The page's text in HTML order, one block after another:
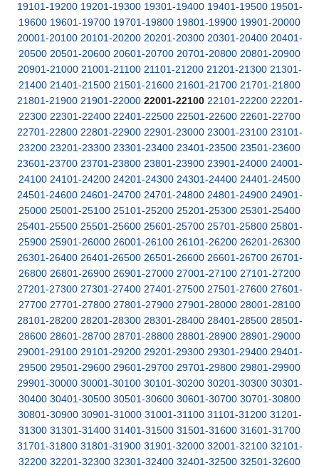
19101-19200 19201-19300 19301-19400 19401-19500 19501-
19600 19601-19700 19701-19800 19801-19900 19901-20000
20001-20100 20101-20200 20201-20300 20301-20400 20401-
20500 20501-20600 20601-20700 20701-20800 20801-20900
20901-21000 21001-21100 21101-21200 21201-21300 21301-
21400 21401-21500 21501-21600 21601-21700 21701-21800
21801-21900 21901-22000 22001-22100 22101-22200 22201-
22300 22301-22400 22401-22500 22501-22600 22601-22700
22701-22800 22801-22900 22901-23000 23001-23100 23101-
23200 23201-23300 23301-23400 23401-23500 23501-23600
23601-23700 23701-23800 23801-23900 23901-24000 24001-
24100 24101-24200 24201-24300 24301-24400 24401-24500
24501-24600 24601-24700 24701-24800 24801-24900 24901-
25000 25001-25100 25101-25200 25201-25300 25301-25400
25401-25500 25501-25600 25601-25700 25701-25800 25801-
25900 25901-26000 26001-26100 26101-26200 26201-26300
26301-26400 26401-26500 26501-26600 26601-26700 26701-
26800 26801-26900 26901-27000 27001-27100 27101-27200
27201-27300 27301-27400 27401-27500 27501-27600 27601-
27700 27701-27800 27801-27900 27901-28000 28001-28100
28101-28200 28201-28300 28301-28400 28401-28500 28501-
28600 28601-28700 28701-28800 28801-28900 28901-29000
29001-29100 29101-29200 29201-29300 29301-29400 29401-
29500 29501-29600 29601-29700 29701-29800 29801-29900
29901-30000 30001-30100 30101-30200 30201-30300 30301-
30400 30401-30500 30501-30600 30601-30700 30701-30800
30801-30900 30901-31000 31001-31100 31101-31200 31201-
31300 31301-31400 31401-31500 31501-31600 31601-31700
31701-31800 31801-31900 31901-32000 32001-32100 32101-
32200 32201-32300 32301-32400 32401-32500 32501-32600